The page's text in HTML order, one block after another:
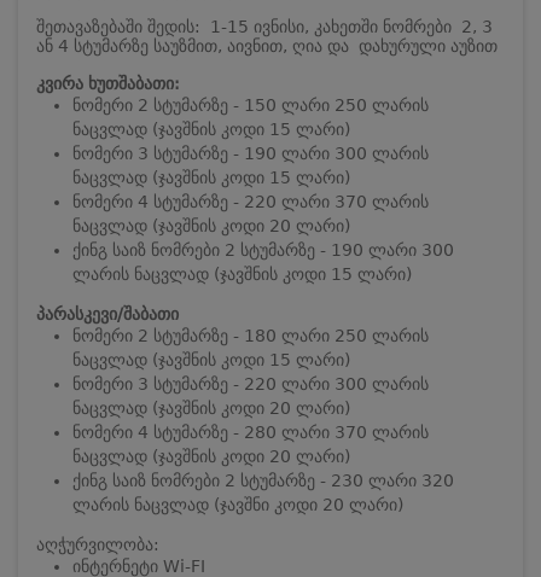
შეთავაზებაში შედის: 1-15 ივნისი, კახეთში ნომრები 2, 3
ან 4 სტუმარზე საუზმით, აივნით, ღია და დახურული აუზით
კვირა ხუთშაბათი:
ნომერი 2 სტუმარზე - 150 ლარი 250 ლარის
ნაცვლად (ჯავშნის კოდი 15 ლარი)
ნომერი 3 სტუმარზე - 190 ლარი 300 ლარის
ნაცვლად (ჯავშნის კოდი 15 ლარი)
ნომერი 4 სტუმარზე - 220 ლარი 370 ლარის
ნაცვლად (ჯავშნის კოდი 20 ლარი)
ქინგ საიზ ნომრები 2 სტუმარზე - 190 ლარი 300
ლარის ნაცვლად (ჯავშნის კოდი 15 ლარი)
პარასკევი/შაბათი
ნომერი 2 სტუმარზე - 180 ლარი 250 ლარის
ნაცვლად (ჯავშნის კოდი 15 ლარი)
ნომერი 3 სტუმარზე - 220 ლარი 300 ლარის
ნაცვლად (ჯავშნის კოდი 20 ლარი)
ნომერი 4 სტუმარზე - 280 ლარი 370 ლარის
ნაცვლად (ჯავშნის კოდი 20 ლარი)
ქინგ საიზ ნომრები 2 სტუმარზე - 230 ლარი 320
ლარის ნაცვლად (ჯავშნი კოდი 20 ლარი)
აღჭურვილობა:
ინტერნეტი Wi-FI